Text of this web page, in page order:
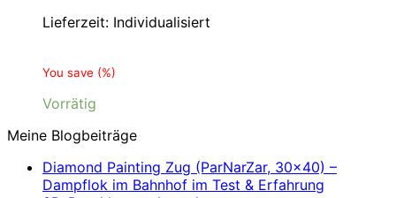
Lieferzeit: Individualisiert
You save (%)
Vorrätig
Meine Blogbeiträge
Diamond Painting Zug (ParNarZar, 30×40) –
Dampflok im Bahnhof im Test & Erfahrung